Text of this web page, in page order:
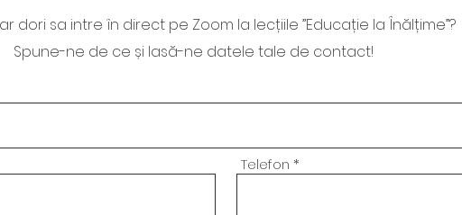
Telefon
dori sa intre în direct pe Zoom la lecțiile ”Educație la Înălțime”?
Spune-ne de ce și lasă-ne datele tale de contact!